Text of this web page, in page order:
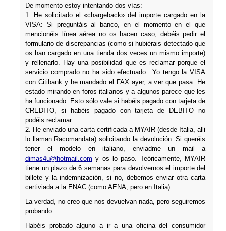
De momento estoy intentando dos ví­as:
1. He solicitado el «chargeback» del importe cargado en la
VISA: Si preguntáis al banco, en el momento en el que
mencionéis lí­nea aérea no os hacen caso, debéis pedir el
formulario de discrepancias (como si hubiérais detectado que
os han cargado en una tienda dos veces un mismo importe)
y rellenarlo. Hay una posibilidad que es reclamar porque el
servicio comprado no ha sido efectuado…Yo tengo la VISA
con Citibank y he mandado el FAX ayer, a ver que pasa. He
estado mirando en foros italianos y a algunos parece que les
ha funcionado. Esto sólo vale si habéis pagado con tarjeta de
CREDITO, si habéis pagado con tarjeta de DEBITO no
podéis reclamar.
2. He enviado una carta certificada a MYAIR (desde Italia, alli
lo llaman Racomandata) solicitando la devolución. Si queréis
tener el modelo en italiano, enviadme un mail a
dimas4u@hotmail.com y os lo paso. Teóricamente, MYAIR
tiene un plazo de 6 semanas para devolvernos el importe del
billete y la indemnización, si no, debemos enviar otra carta
certiviada a la ENAC (como AENA, pero en Italia)
La verdad, no creo que nos devuelvan nada, pero seguiremos
probando…
Habéis probado alguno a ir a una oficina del consumidor